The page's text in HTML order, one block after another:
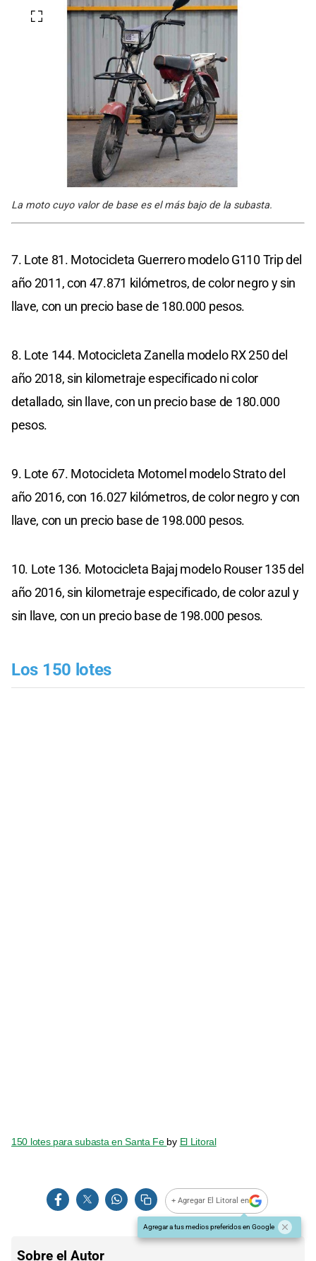
La moto cuyo valor de base es el más bajo de la subasta.
7. Lote 81. Motocicleta Guerrero modelo G110 Trip del
año 2011, con 47.871 kilómetros, de color negro y sin
llave, con un precio base de 180.000 pesos.
8. Lote 144. Motocicleta Zanella modelo RX 250 del
año 2018, sin kilometraje especificado ni color
detallado, sin llave, con un precio base de 180.000
pesos.
9. Lote 67. Motocicleta Motomel modelo Strato del
año 2016, con 16.027 kilómetros, de color negro y con
llave, con un precio base de 198.000 pesos.
10. Lote 136. Motocicleta Bajaj modelo Rouser 135 del
año 2016, sin kilometraje especificado, de color azul y
sin llave, con un precio base de 198.000 pesos.
Los 150 lotes
150 lotes para subasta en Santa Fe by El Litoral
+ Agregar El Litoral en
Agregar a tus medios preferidos en Google
Sobre el Autor